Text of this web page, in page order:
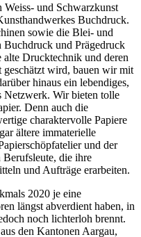
Weiss- und Schwarzkunst
Buchdruck.
sowie die Blei- und
Buchdruck und Prägedruck
alte Drucktechnik und deren
wird, bauen wir mit
hinaus ein lebendiges,
Netzwerk. Wir bieten tolle
Denn auch die
charaktervolle Papiere
ältere immaterielle
und der
die ihre
und Aufträge erarbeiten.
2020 je eine
längst abverdient haben, in
noch lichterloh brennt.
den Kantonen Aargau,